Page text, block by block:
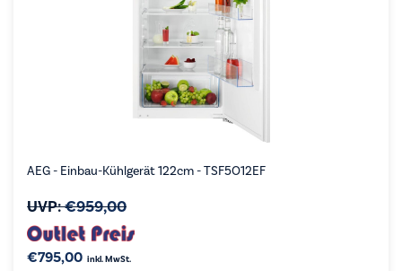
AEG - Einbau-Kühlgerät 122cm - TSF5O12EF
UVP:€959,00
€795,00 inkl. MwSt.